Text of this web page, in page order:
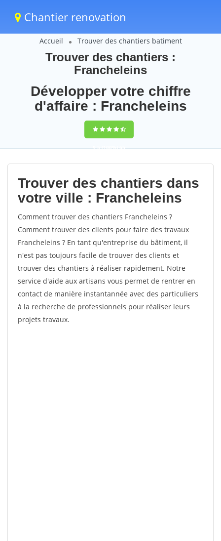
Chantier renovation
Accueil Trouver des chantiers batiment
Trouver des chantiers :
Francheleins
Développer votre chiffre
d'affaire : Francheleins
9,5(100%)65
votes
Trouver des chantiers dans
votre ville : Francheleins
Comment trouver des chantiers Francheleins ?
Comment trouver des clients pour faire des travaux
Francheleins ? En tant qu'entreprise du bâtiment, il
n'est pas toujours facile de trouver des clients et
trouver des chantiers à réaliser rapidement. Notre
service d'aide aux artisans vous permet de rentrer en
contact de manière instantannée avec des particuliers
à la recherche de professionnels pour réaliser leurs
projets travaux.